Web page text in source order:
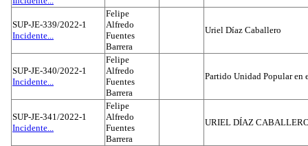
SUP-JE-339/2022-1
Incidente...
Felipe
Alfredo
Fuentes
Barrera
Uriel Díaz Caballero
SUP-JE-340/2022-1
Incidente...
Felipe
Alfredo
Fuentes
Barrera
Partido Unidad Popular en
SUP-JE-341/2022-1
Incidente...
Felipe
Alfredo
Fuentes
Barrera
URIEL DÍAZ